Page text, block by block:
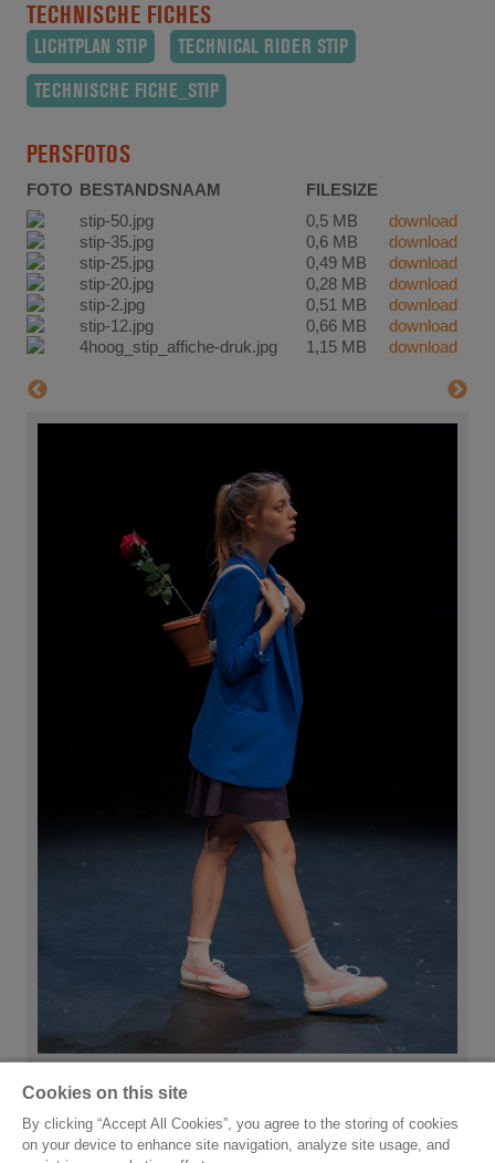
TECHNISCHE FICHES
LICHTPLAN STIP
TECHNICAL RIDER STIP
TECHNISCHE FICHE_STIP
PERSFOTOS
FOTO BESTANDSNAAM
FILESIZE
stip-50.jpg
0,5 MB
download
stip-35.jpg
0,6 MB
download
stip-25.jpg
0,49 MB
download
stip-20.jpg
0,28 MB
download
stip-2.jpg
0,51 MB
download
stip-12.jpg
0,66 MB
download
4hoog_stip_affiche-druk.jpg
1,15 MB download
Cookies on this site
By clicking “Accept All Cookies”, you agree to the storing of cookies
on your device to enhance site navigation, analyze site usage, and